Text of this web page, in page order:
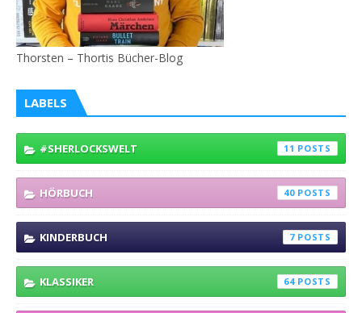
Thorsten – Thortis Bücher-Blog
LABELS
#SHERLOCKSWELT 11
HÖRBUCH 40
KINDERBUCH 7
KLASSIKER 64